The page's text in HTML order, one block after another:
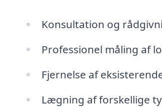
Konsultation og
Professionel måling af
Fjernelse af
Lægning af forskellige